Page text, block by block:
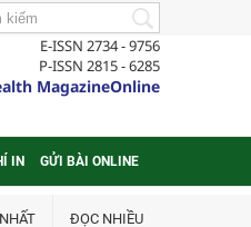
E-ISSN 2734 - 9756
P-ISSN 2815 - 6285
MagazineOnline
IN GỬI BÀI ONLINE
ĐỌC NHIỀU